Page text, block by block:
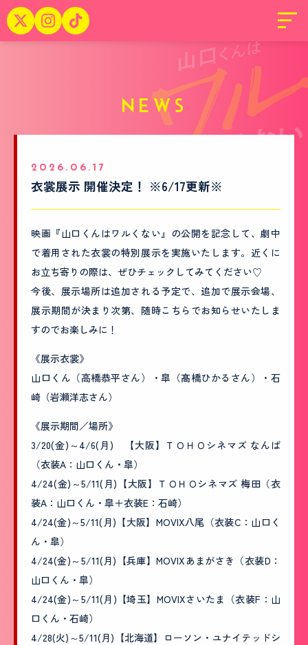
NEWS
2026.06.17
衣裳展示 開催決定！ ※6/17更新※
映画『山口くんはワルくない』の公開を記念して、劇中
で着用された衣裳の特別展示を実施いたします。近くに
お立ち寄りの際は、ぜひチェックしてみてください♡
今後、展示場所は追加される予定で、追加で展示会場、
展示期間が決まり次第、随時こちらでお知らせいたしま
すのでお楽しみに！
《展示衣裳》
山口くん（高橋恭平さん）・皐（髙橋ひかるさん）・石
崎（岩瀬洋志さん）
《展示期間／場所》
3/20(金)～4/6(月) 【大阪】ＴＯＨＯシネマズ なんば
（衣装A：山口くん・皐）
4/24(金)～5/11(月)【大阪】ＴＯＨＯシネマズ 梅田（衣
装A：山口くん・皐＋衣装E：石崎）
4/24(金)～5/11(月)【大阪】MOVIX八尾（衣装C：山口く
ん・皐）
4/24(金)～5/11(月)【兵庫】MOVIXあまがさき（衣装D：
山口くん・皐）
4/24(金)～5/11(月)【埼玉】MOVIXさいたま（衣装F：山
口くん・石崎）
4/28(火)～5/11(月)【北海道】ローソン・ユナイテッドシ